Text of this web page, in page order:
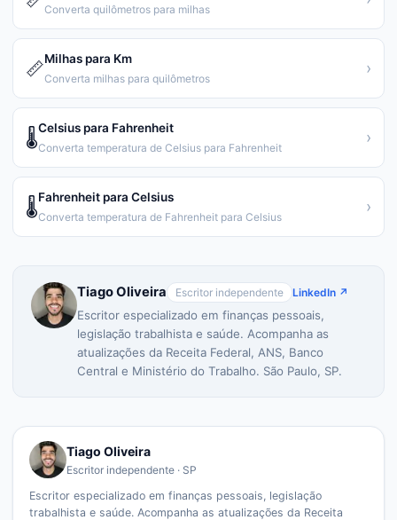
Converta quilômetros para milhas
📏Milhas para Km
Converta milhas para quilômetros
›
🌡️Celsius para Fahrenheit
Converta temperatura de Celsius para Fahrenheit
›
🌡️Fahrenheit para Celsius
Converta temperatura de Fahrenheit para Celsius
›
Tiago Oliveira Escritor independente LinkedIn ↗
Escritor especializado em finanças pessoais,
legislação trabalhista e saúde. Acompanha as
atualizações da Receita Federal, ANS, Banco
Central e Ministério do Trabalho. São Paulo, SP.
Tiago Oliveira
Escritor independente · SP
Escritor especializado em finanças pessoais, legislação
trabalhista e saúde. Acompanha as atualizações da Receita